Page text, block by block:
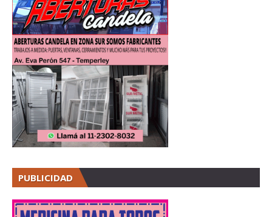
PUBLICIDAD